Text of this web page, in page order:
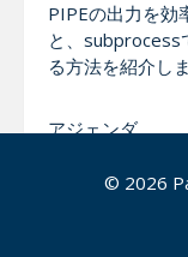
PIPEの出力を効
と、subprocess
る方法を紹介しま
アジェンダ
sshhの紹介
外部コマ
© 2026